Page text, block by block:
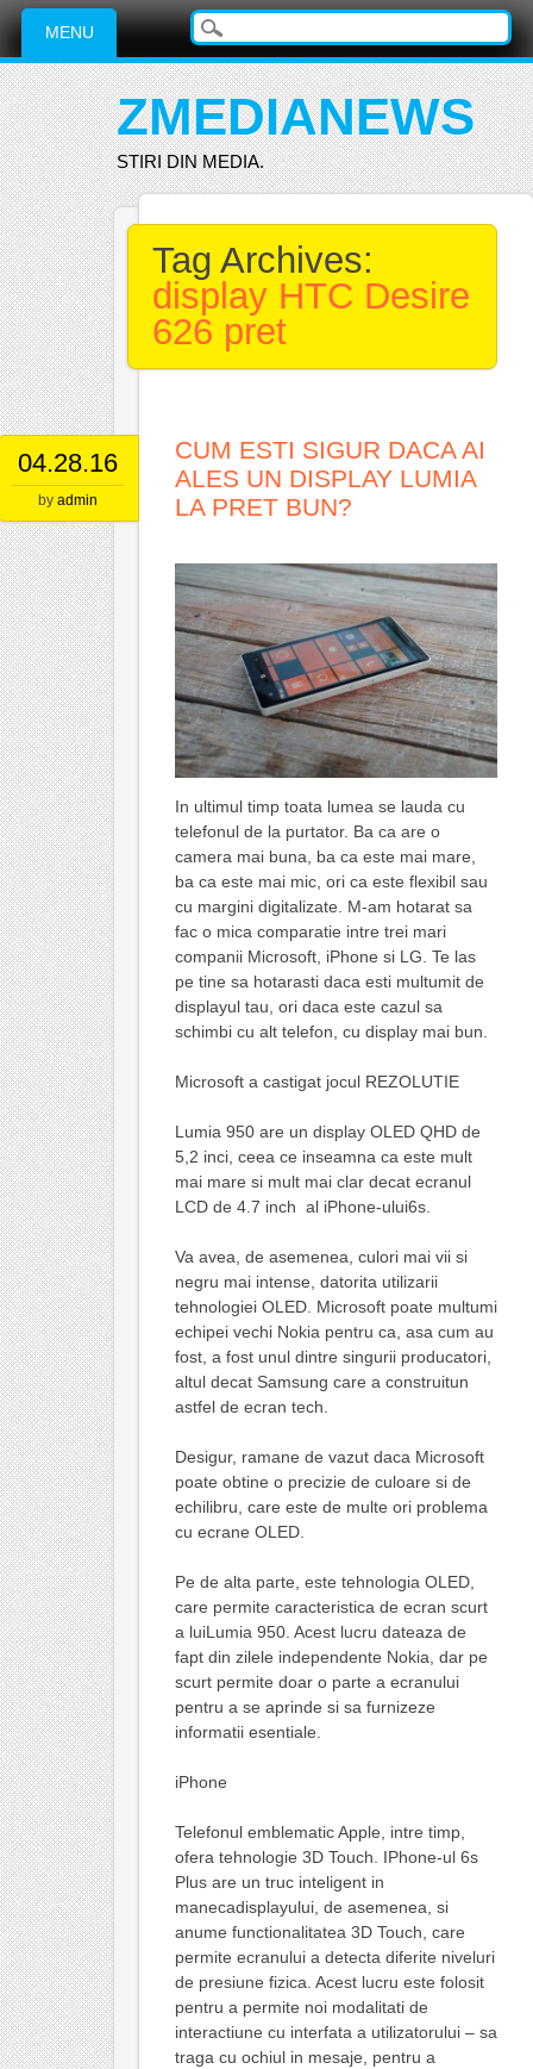
Main menu
Skip
content
MENU
ZMEDIANEWS
STIRI DIN MEDIA.
Tag Archives:
display HTC Desire
626 pret
04.28.16
by admin
CUM ESTI SIGUR DACA AI
ALES UN DISPLAY LUMIA
LA PRET BUN?
In ultimul timp toata lumea se lauda cu
telefonul de la purtator. Ba ca are o
camera mai buna, ba ca este mai mare,
ba ca este mai mic, ori ca este flexibil sau
cu margini digitalizate. M-am hotarat sa
fac o mica comparatie intre trei mari
companii Microsoft, iPhone si LG. Te las
pe tine sa hotarasti daca esti multumit de
displayul tau, ori daca este cazul sa
schimbi cu alt telefon, cu display mai bun.
Microsoft a castigat jocul REZOLUTIE
Lumia 950 are un display OLED QHD de
5,2 inci, ceea ce inseamna ca este mult
mai mare si mult mai clar decat ecranul
LCD de 4.7 inch al iPhone-ului6s.
Va avea, de asemenea, culori mai vii si
negru mai intense, datorita utilizarii
tehnologiei OLED. Microsoft poate multumi
echipei vechi Nokia pentru ca, asa cum au
fost, a fost unul dintre singurii producatori,
altul decat Samsung care a construitun
astfel de ecran tech.
Desigur, ramane de vazut daca Microsoft
poate obtine o precizie de culoare si de
echilibru, care este de multe ori problema
cu ecrane OLED.
Pe de alta parte, este tehnologia OLED,
care permite caracteristica de ecran scurt
a luiLumia 950. Acest lucru dateaza de
fapt din zilele independente Nokia, dar pe
scurt permite doar o parte a ecranului
pentru a se aprinde si sa furnizeze
informatii esentiale.
iPhone
Telefonul emblematic Apple, intre timp,
ofera tehnologie 3D Touch. IPhone-ul 6s
Plus are un truc inteligent in
manecadisplayului, de asemenea, si
anume functionalitatea 3D Touch, care
permite ecranului a detecta diferite niveluri
de presiune fizica. Acest lucru este folosit
pentru a permite noi modalitati de
interactiune cu interfata a utilizatorului – sa
traga cu ochiul in mesaje, pentru a